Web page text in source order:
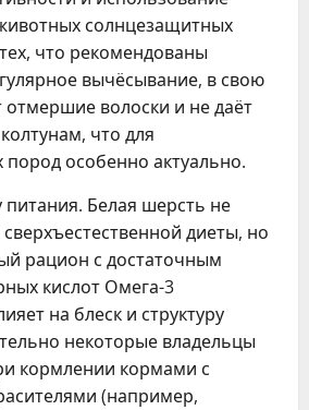
солнцезащитных
что рекомендованы
вычёсывание, в свою
отмершие волоски и не даёт
что для
особенно актуально.
Белая шерсть не
диеты, но
рацион с достаточным
кислот Омега-3
на блеск и структуру
некоторые владельцы
кормлении кормами с
(например,